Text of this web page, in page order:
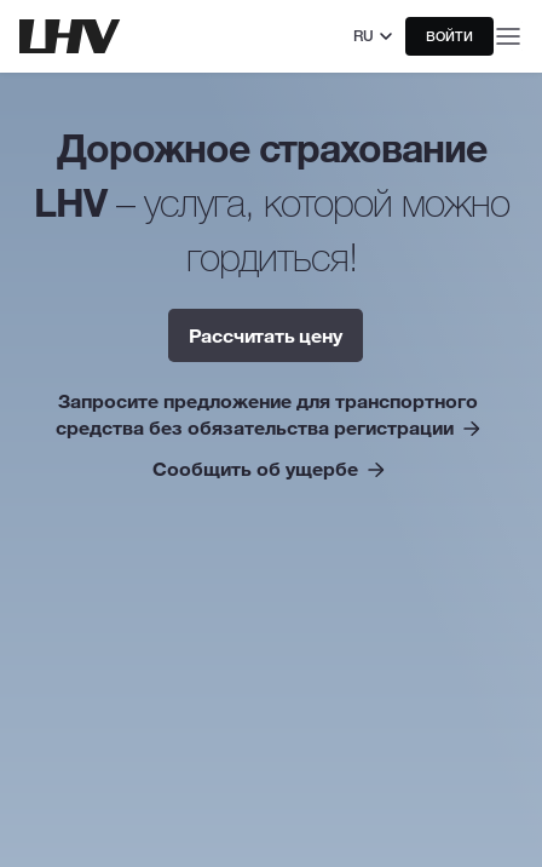
RU ВОЙТИ
Дорожное страхование
LHV– услуга, которой можно
гордиться!
Рассчитать цену
Запросите предложение для транспортного
средства без обязательства регистрации
Сообщить об ущербе